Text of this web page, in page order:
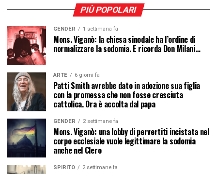
PIÙ POPOLARI
GENDER 1 settimana fa
Mons. Viganò: la chiesa sinodale ha l’ordine di
normalizzare la sodomia. E ricorda Don Milani…
ARTE 6 giorni fa
Patti Smith avrebbe dato in adozione sua figlia
con la promessa che non fosse cresciuta
cattolica. Ora è accolta dal papa
GENDER 2 settimane fa
Mons. Viganò: una lobby di pervertiti incistata nel
corpo ecclesiale vuole legittimare la sodomia
anche nel Clero
SPIRITO 2 settimane fa